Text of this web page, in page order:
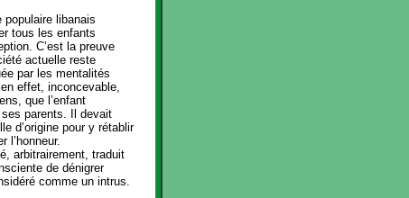
populaire libanais
tous les enfants
C’est la preuve
actuelle reste
par les mentalités
effet, inconcevable,
que l’enfant
parents. Il devait
d’origine pour y rétablir
l’honneur.
arbitrairement, traduit
de dénigrer
comme un intrus.